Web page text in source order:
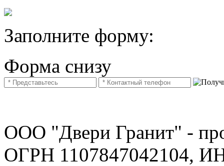
Заполните форму:
Форма снизу
ООО "Двери Гранит" -
ОГРН 1107847042104,